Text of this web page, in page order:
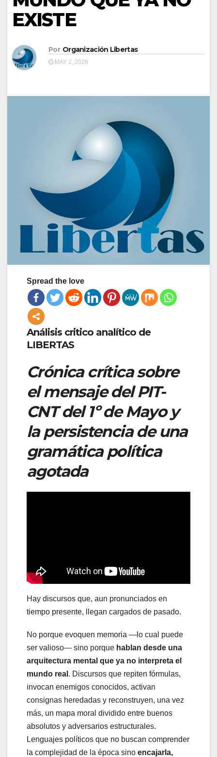
EXISTE
Por Organización Libertas
MAY 2, 2026
Spread the love
Análisis critico analítico de
LIBERTAS
Crónica crítica sobre
el mensaje del PIT-
CNT del 1º de Mayo y
la persistencia de una
gramática política
agotada
Hay discursos que, aun pronunciados en
tiempo presente, llegan cargados de pasado.
No porque evoquen memoria —lo cual puede
ser valioso— sino porque hablan desde una
arquitectura mental que ya no interpreta el
mundo real . Discursos que repiten fórmulas,
invocan enemigos conocidos, activan
consignas heredadas y reconstruyen, una vez
más, un mapa moral dividido entre buenos
absolutos y adversarios estructurales.
Lenguajes políticos que no buscan comprender
la complejidad de la época sino encajarla,